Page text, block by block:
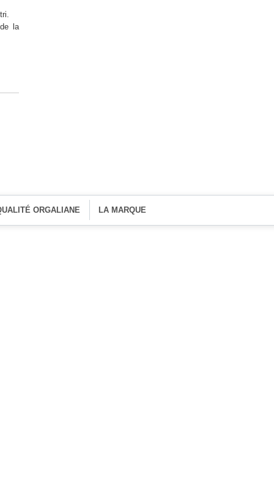
la
ORGALIANE LA MARQUE